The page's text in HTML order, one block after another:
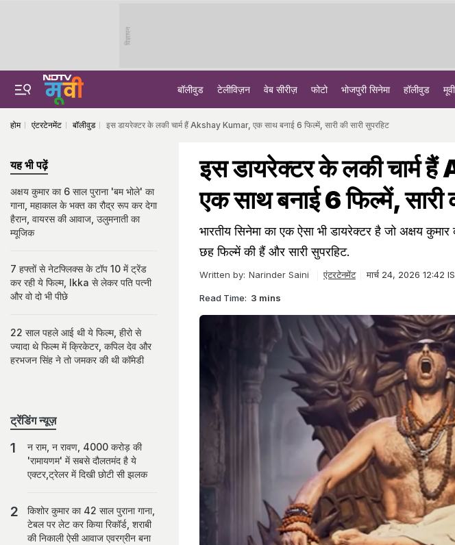
विज्ञापन
बॉलीवुड टेलीविज़न वेब सीरीज़ फोटो भोजपुरी सिनेमा हॉलीवुड
होम एंटरटेनमेंट बॉलीवुड इस डायरेक्टर के लकी चार्म हैं Akshay Kumar, एक साथ बनाई 6 फिल्में, सारी की सारी सुपरहिट
इस डायरेक्टर के लकी
एक साथ बनाई 6 फिल्में, सारी
भारतीय सिनेमा का एक ऐसा भी डायरेक्टर है जो अक्षय
छह फिल्में की हैं और सारी सुपरहिट.
Written by: Narinder Saini एंटरटेनमेंट मार्च 24, 2026 12:42
Read Time: 3 mins
यह भी पढ़ें
अक्षय कुमार का 6 साल पुराना 'बम भोले' का
गाना, महाकाल के भक्त का रौद्र रूप कर देगा
हैरान, वायरस की आवाज, उलुमनाती का
म्यूजिक
7 हफ्तों से नेटफ्लिक्स के टॉप 10 में ट्रेंड
कर रही ये फिल्म, Ikka से लेकर पति पत्नी
और वो दो भी पीछे
22 साल पहले आई थी ये फिल्म, हीरो से
ज्यादा थे फिल्म में क्रिकेटर, कपिल देव और
हरभजन सिंह ने तो जमकर की थी कॉमेडी
ट्रेंडिंग न्यूज़
न राम, न रावण, 4000 करोड़ की
'रामायणम' में सबसे दौलतमंद है ये
एक्टर,ट्रेलर में दिखी छोटी सी झलक
किशोर कुमार का 42 साल पुराना गाना,
टेबल पर लेट कर किया रिकॉर्ड, शराबी
की निकाली ऐसी आवाज एवरग्रीन बना